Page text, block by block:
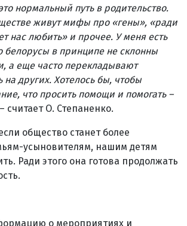
нормальный путь в родительство.
живут мифы про «гены», «ради
нас любить» и прочее. У меня есть
белорусы в принципе не склонны
а еще часто перекладывают
на других. Хотелось бы, чтобы
что просить помощи и помогать –
– считает О. Степаненко.
общество станет более
усыновителям, нашим детям
Ради этого она готова продолжать
о мероприятиях и